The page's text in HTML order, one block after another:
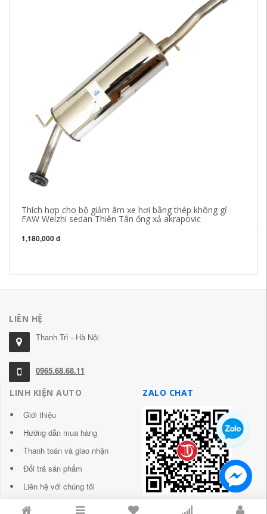
Thích hợp cho bộ giảm âm xe hơi bằng thép không gỉ
FAW Weizhi sedan Thiên Tân ống xả akrapovic
1,180,000 đ
LIÊN HỆ
Thanh Trì - Hà Nội
0965.68.68.11
LINH KIỆN AUTO
Giới thiệu
Hướng dẫn mua hàng
Thanh toán và giao nhận
Đổi trả sản phẩm
Liên hệ với chúng tôi
ZALO CHAT